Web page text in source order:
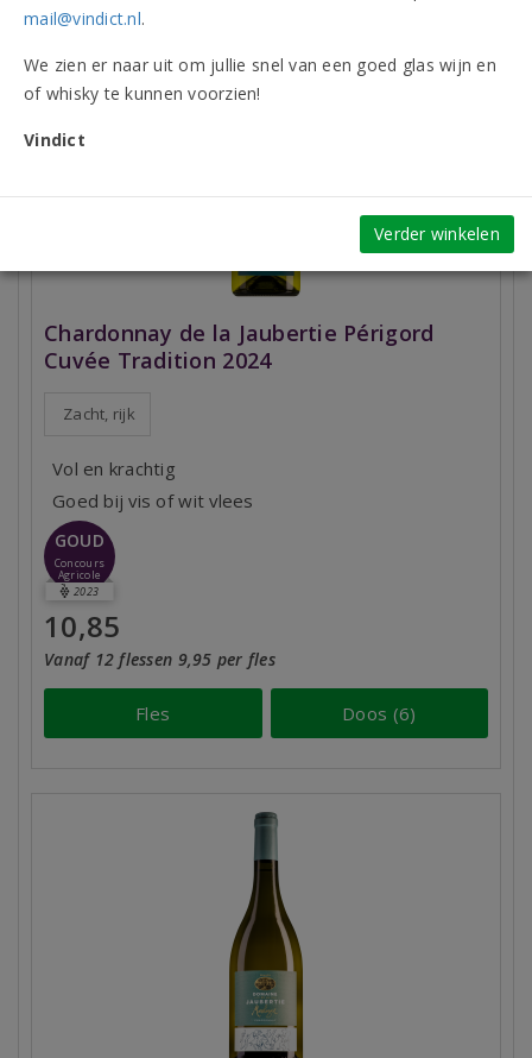
Chardonnay de la Jaubertie Périgord
Cuvée Tradition 2024
Zacht, rijk
Vol en krachtig
Goed bij vis of wit vlees
GOUD
Concours
Agricole
2023
10,85
Vanaf 12 flessen 9,95 per fles
Fles Doos (6)
mail@vindict.nl.
We zien er naar uit om jullie snel van een goed glas wijn en
of whisky te kunnen voorzien!
Vindict
Verder winkelen